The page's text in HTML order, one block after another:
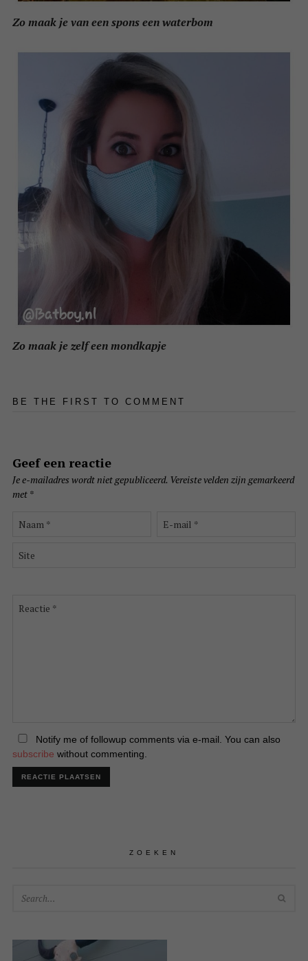
Zo maak je van een spons een waterbom
Zo maak je zelf een mondkapje
BE THE FIRST TO COMMENT
Geef een reactie
Je e-mailadres wordt niet gepubliceerd. Vereiste velden zijn gemarkeerd
met *
Notify me of followup comments via e-mail. You can also
subscribe without commenting.
ZOEKEN